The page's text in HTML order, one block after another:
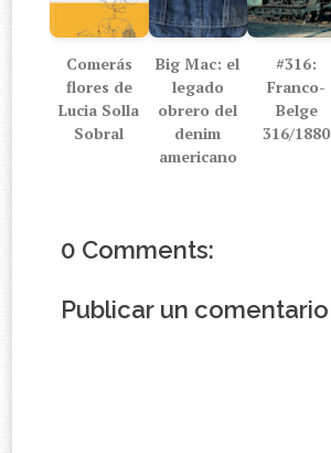
Comerás
flores de
Lucia Solla
Sobral
Big Mac: el
legado
obrero del
denim
americano
#316:
Franco-
Belge
316/1880
0 Comments:
Publicar un comentario